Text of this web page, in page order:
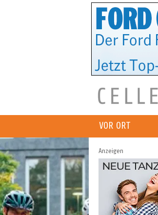
VOR ORT
Anzeigen